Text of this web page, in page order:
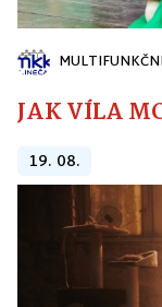
JAK VÍLA
19. 08.